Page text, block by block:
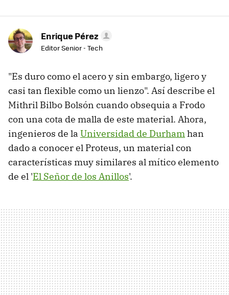
Enrique Pérez
Editor Senior - Tech
"Es duro como el acero y sin embargo, ligero y
casi tan flexible como un lienzo". Así describe el
Mithril Bilbo Bolsón cuando obsequia a Frodo
con una cota de malla de este material. Ahora,
ingenieros de la Universidad de Durhamhan
dado a conocer el Proteus, un material con
características muy similares al mítico elemento
de el 'El Señor de los Anillos'.